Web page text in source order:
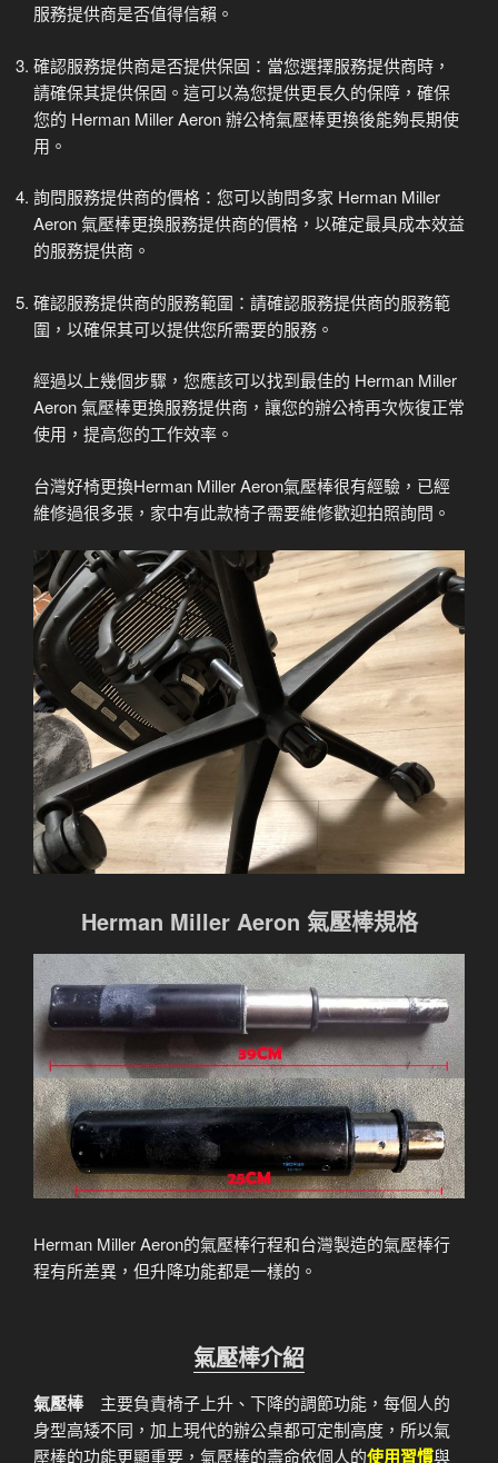
服務提供商是否值得信賴。
確認服務提供商是否提供保固：當您選擇服務提供商時，
請確保其提供保固。這可以為您提供更長久的保障，確保
您的 Herman Miller Aeron 辦公椅氣壓棒更換後能夠長期使
用。
詢問服務提供商的價格：您可以詢問多家 Herman Miller
Aeron 氣壓棒更換服務提供商的價格，以確定最具成本效益
的服務提供商。
確認服務提供商的服務範圍：請確認服務提供商的服務範
圍，以確保其可以提供您所需要的服務。
經過以上幾個步驟，您應該可以找到最佳的 Herman Miller
Aeron 氣壓棒更換服務提供商，讓您的辦公椅再次恢復正常
使用，提高您的工作效率。
台灣好椅更換Herman Miller Aeron氣壓棒很有經驗，已經
維修過很多張，家中有此款椅子需要維修歡迎拍照詢問。
Herman Miller Aeron 氣壓棒規格
Herman Miller Aeron的氣壓棒行程和台灣製造的氣壓棒行
程有所差異，但升降功能都是一樣的。
氣壓棒介紹
氣壓棒主要負責椅子上升、下降的調節功能，每個人的
身型高矮不同，加上現代的辦公桌都可定制高度，所以氣
壓棒的功能更顯重要，氣壓棒的壽命依個人的使用習慣與